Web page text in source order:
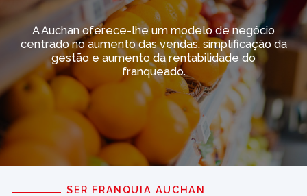
A Auchan oferece-lhe um modelo de negócio
centrado no aumento das vendas, simplificação da
gestão e aumento da rentabilidade do
franqueado.
SER FRANQUIA AUCHAN